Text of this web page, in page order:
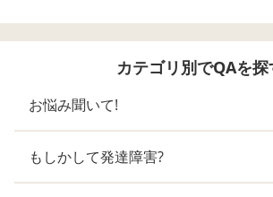
カテゴリ別でQAを探
お悩み聞いて!
もしかして発達障害?